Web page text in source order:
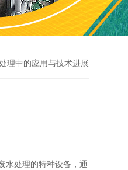
理中的应用与技术进展
处理的特种设备，通